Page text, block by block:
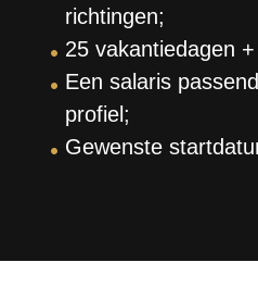
richtingen;
25 vakantiedagen
Een salaris
profiel;
Gewenste